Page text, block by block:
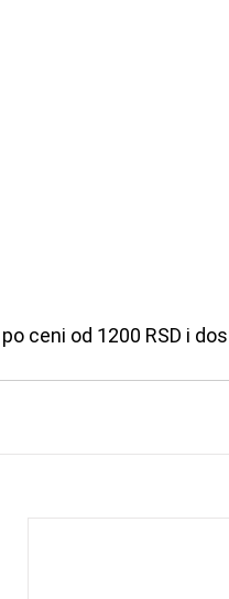
ceni od 1200 RSD i